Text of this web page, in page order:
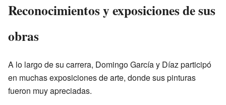
Reconocimientos y exposiciones de sus
obras
A lo largo de su carrera, Domingo García y Díaz participó
en muchas exposiciones de arte, donde sus pinturas
fueron muy apreciadas.